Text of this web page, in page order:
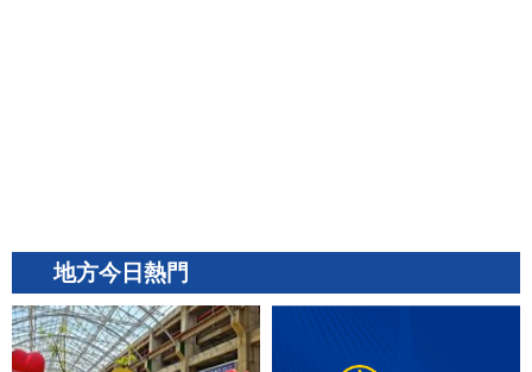
地方今日熱門